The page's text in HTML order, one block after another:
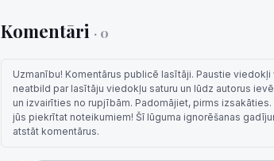
Komentāri · 0
Uzmanību! Komentārus publicē lasītāji. Paustie
neatbild par lasītāju viedokļu saturu un lūdz autorus
un izvairīties no rupjībām. Padomājiet, pirms
jūs piekrītat noteikumiem! Šī lūguma ignorēšanas
atstāt komentārus.